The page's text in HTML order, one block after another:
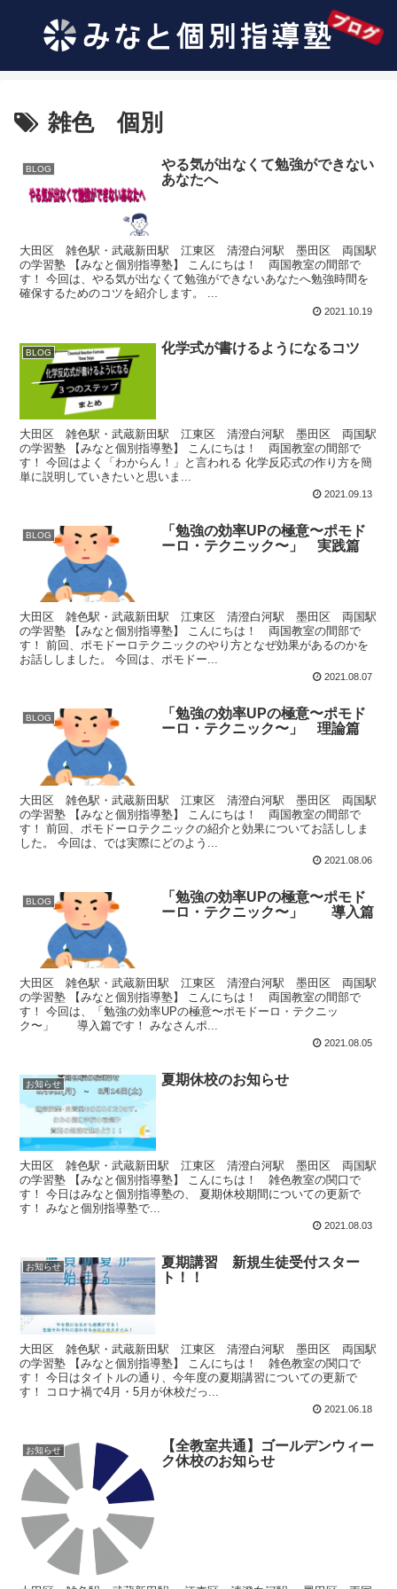
雑色 個別
BLOG
やる気が出なくて勉強ができない
あなたへ
大田区 雑色駅・武蔵新田駅 江東区 清澄白河駅 墨田区 両国駅
の学習塾 【みなと個別指導塾】 こんにちは！ 両国教室の間部で
す！ 今回は、やる気が出なくて勉強ができないあなたへ勉強時間を
確保するためのコツを紹介します。 ...
2021.10.19
BLOG 化学式が書けるようになるコツ
大田区 雑色駅・武蔵新田駅 江東区 清澄白河駅 墨田区 両国駅
の学習塾 【みなと個別指導塾】 こんにちは！ 両国教室の間部で
す！ 今回はよく「わからん！」と言われる 化学反応式の作り方を簡
単に説明していきたいと思いま...
2021.09.13
BLOG
「勉強の効率UPの極意〜ポモド
ーロ・テクニック〜」 実践篇
大田区 雑色駅・武蔵新田駅 江東区 清澄白河駅 墨田区 両国駅
の学習塾 【みなと個別指導塾】 こんにちは！ 両国教室の間部で
す！ 前回、ポモドーロテクニックのやり方となぜ効果があるのかを
お話ししました。 今回は、ポモドー...
2021.08.07
BLOG
「勉強の効率UPの極意〜ポモド
ーロ・テクニック〜」 理論篇
大田区 雑色駅・武蔵新田駅 江東区 清澄白河駅 墨田区 両国駅
の学習塾 【みなと個別指導塾】 こんにちは！ 両国教室の間部で
す！ 前回、ポモドーロテクニックの紹介と効果についてお話ししま
した。 今回は、では実際にどのよう...
2021.08.06
BLOG
「勉強の効率UPの極意〜ポモド
ーロ・テクニック〜」 導入篇
大田区 雑色駅・武蔵新田駅 江東区 清澄白河駅 墨田区 両国駅
の学習塾 【みなと個別指導塾】 こんにちは！ 両国教室の間部で
す！ 今回は、「勉強の効率UPの極意〜ポモドーロ・テクニッ
ク〜」 導入篇です！ みなさんポ...
2021.08.05
お知らせ 夏期休校のお知らせ
大田区 雑色駅・武蔵新田駅 江東区 清澄白河駅 墨田区 両国駅
の学習塾 【みなと個別指導塾】 こんにちは！ 雑色教室の関口で
す！ 今日はみなと個別指導塾の、 夏期休校期間についての更新で
す！ みなと個別指導塾で...
2021.08.03
お知らせ
夏期講習 新規生徒受付スター
ト！！
大田区 雑色駅・武蔵新田駅 江東区 清澄白河駅 墨田区 両国駅
の学習塾 【みなと個別指導塾】 こんにちは！ 雑色教室の関口で
す！ 今日はタイトルの通り、今年度の夏期講習についての更新で
す！ コロナ禍で4月・5月が休校だっ...
2021.06.18
お知らせ
【全教室共通】ゴールデンウィー
ク休校のお知らせ